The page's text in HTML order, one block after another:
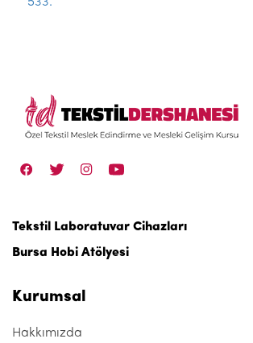
Tekstil Laboratuvar Cihazları
Bursa Hobi Atölyesi
Kurumsal
Hakkımızda